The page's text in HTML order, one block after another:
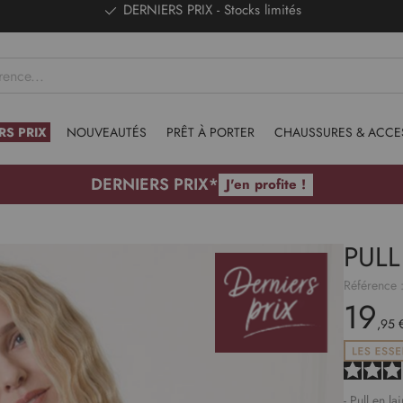
DERNIERS PRIX - Stocks limités
PRIX NOUVEAUTÉS PRÊT À PORTER CHAUSSURES &
DERNIERS PRIX* J'en profite !
Référence :
19,95